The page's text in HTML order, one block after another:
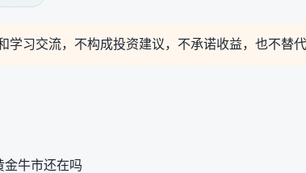
学习交流，不构成投资建议，不承诺收益，也不替代
金牛市还在吗